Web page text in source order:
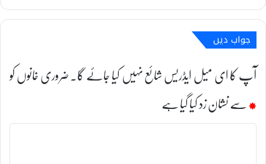
جواب دیں
آپ کا ای میل ایڈریس شائع نہیں کیا جائے گا۔ضروری خانوں کو
*سے نشان زد کیا گیا ہے
ت